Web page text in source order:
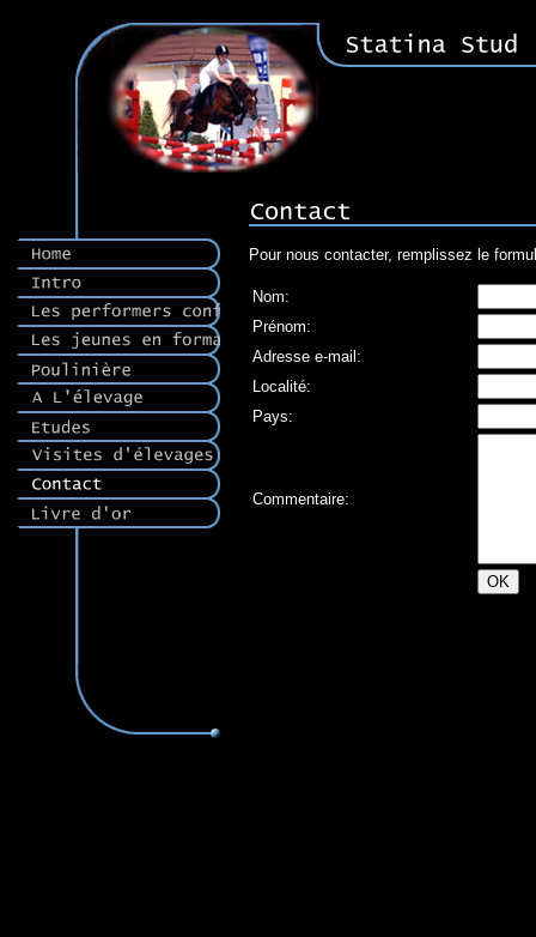
Pour nous contacter, remplissez le
Nom:
Prénom:
Adresse e-mail:
Localité:
Pays:
Commentaire: